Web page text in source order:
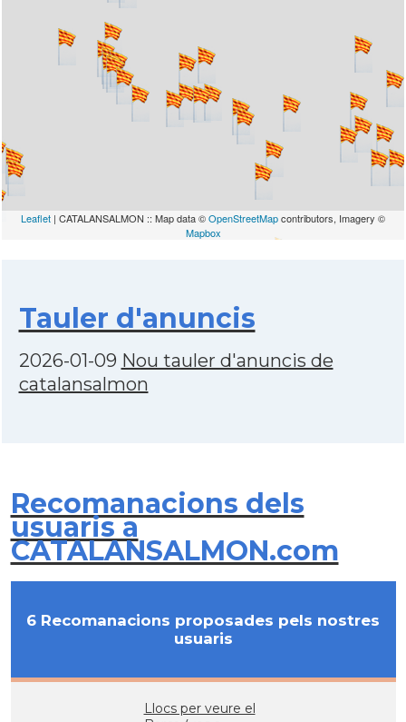
Leaflet | CATALANSALMON :: Map data ©OpenStreetMapcontributors, Imagery ©
Mapbox
Tauler d'anuncis
2026-01-09 Nou tauler d'anuncis de
catalansalmon
Recomanacions dels
usuaris a
CATALANSALMON.com
6 Recomanacions proposades pels nostres
usuaris
Llocs per veure el